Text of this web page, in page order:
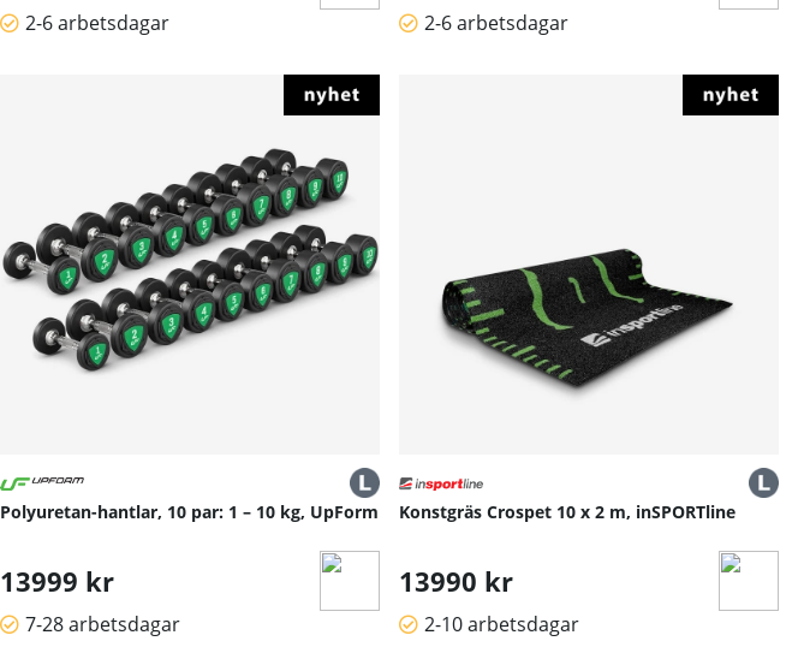
2-6 arbetsdagar
2-6 arbetsdagar
Polyuretan-hantlar, 10 par: 1 – 10 kg, UpForm
13999 kr
7-28 arbetsdagar
Konstgräs Crospet 10 x 2 m, inSPORTline
13990 kr
2-10 arbetsdagar